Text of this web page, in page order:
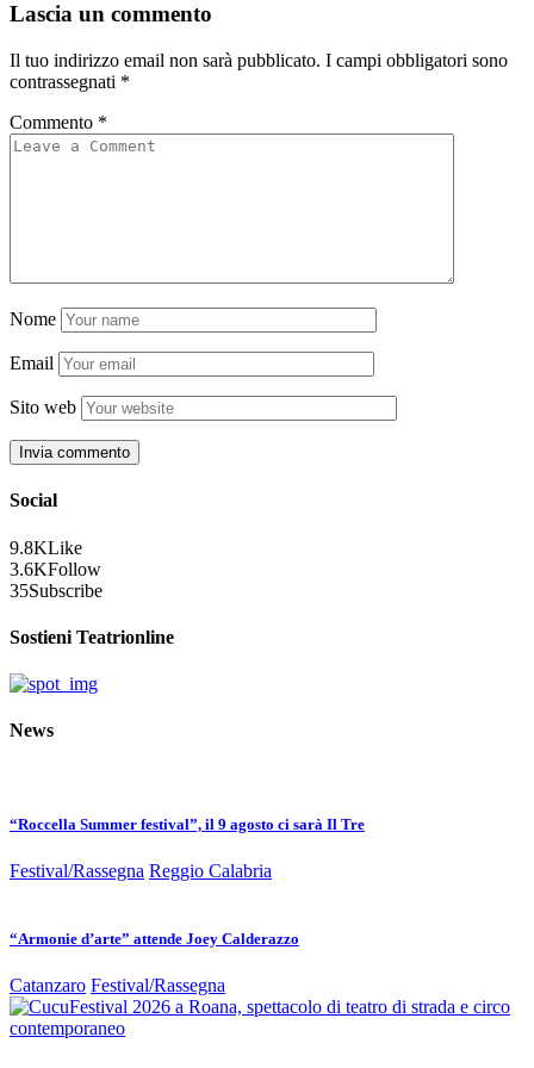
Lascia un commento
Il tuo indirizzo email non sarà pubblicato. I campi obbligatori sono
contrassegnati *
Commento *
Nome
Email
Sito web
Social
9.8KLike
3.6KFollow
35Subscribe
Sostieni Teatrionline
News
“Roccella Summer festival”, il 9 agosto ci sarà Il Tre
Festival/Rassegna Reggio Calabria
“Armonie d’arte” attende Joey Calderazzo
Catanzaro Festival/Rassegna